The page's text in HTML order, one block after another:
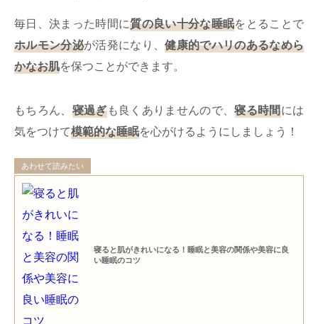
毎日、決まった時間に質の良い十分な睡眠をとることで
ホルモン分泌が活発になり、健康的でハリのあるなめら
かなお肌を保つことができます。
もちろん、 寝過ぎも良くありませんので、寝る時間には
気をつけて模範的な睡眠を心がけるようにしましょう！
あわせて読みたい
寝ると肌がきれいになる！睡眠と美容の関係や美容に良
い睡眠のコツ